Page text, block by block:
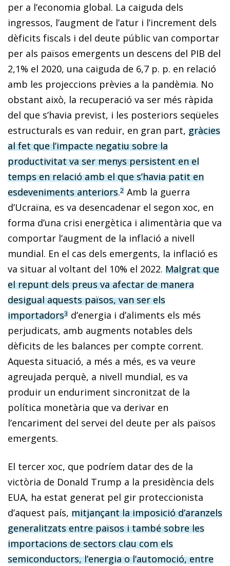
per a l’economia global. La caiguda dels
ingressos, l’augment de l’atur i l’increment dels
dèficits fiscals i del deute públic van comportar
per als països emergents un descens del PIB del
2,1% el 2020, una caiguda de 6,7 p. p. en relació
amb les projeccions prèvies a la pandèmia. No
obstant això, la recuperació va ser més ràpida
del que s’havia previst, i les posteriors seqüeles
estructurals es van reduir, en gran part, gràcies
al fet que l’impacte negatiu sobre la
productivitat va ser menys persistent en el
temps en relació amb el que s’havia patit en
esdeveniments anteriors.2 Amb la guerra
d’Ucraïna, es va desencadenar el segon xoc, en
forma d’una crisi energètica i alimentària que va
comportar l’augment de la inflació a nivell
mundial. En el cas dels emergents, la inflació es
va situar al voltant del 10% el 2022. Malgrat que
el repunt dels preus va afectar de manera
desigual aquests països, van ser els
importadors3 d’energia i d’aliments els més
perjudicats, amb augments notables dels
dèficits de les balances per compte corrent.
Aquesta situació, a més a més, es va veure
agreujada perquè, a nivell mundial, es va
produir un enduriment sincronitzat de la
política monetària que va derivar en
l’encariment del servei del deute per als països
emergents.
El tercer xoc, que podríem datar des de la
victòria de Donald Trump a la presidència dels
EUA, ha estat generat pel gir proteccionista
d’aquest país, mitjançant la imposició d’aranzels
generalitzats entre països i també sobre les
importacions de sectors clau com els
semiconductors, l’energia o l’automoció, entre